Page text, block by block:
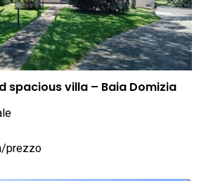
spacious villa – Baia Domizia
prezzo